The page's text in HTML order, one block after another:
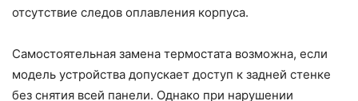
отсутствие следов оплавления корпуса.
Самостоятельная замена термостата возможна, если
модель устройства допускает доступ к задней стенке
без снятия всей панели. Однако при нарушении